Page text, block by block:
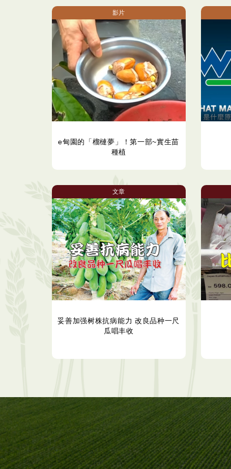
影片
e甸園的「榴槤夢」！第一部~實生苗
種植
文章
妥善加强树株抗病能力 改良品种一尺
瓜唱丰收